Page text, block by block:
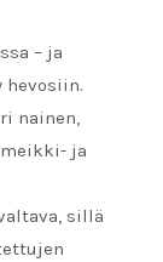
– ja
nainen,
ja
sillä